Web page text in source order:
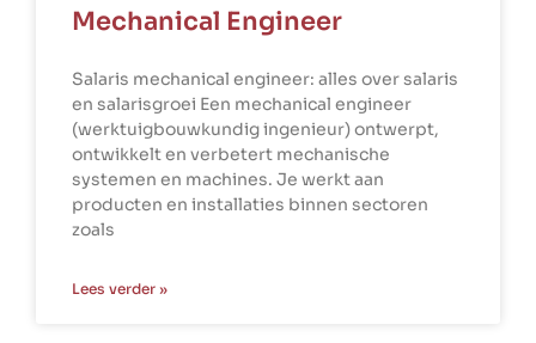
Mechanical Engineer
Salaris mechanical engineer: alles over salaris
en salarisgroei Een mechanical engineer
(werktuigbouwkundig ingenieur) ontwerpt,
ontwikkelt en verbetert mechanische
systemen en machines. Je werkt aan
producten en installaties binnen sectoren
zoals
Lees verder »